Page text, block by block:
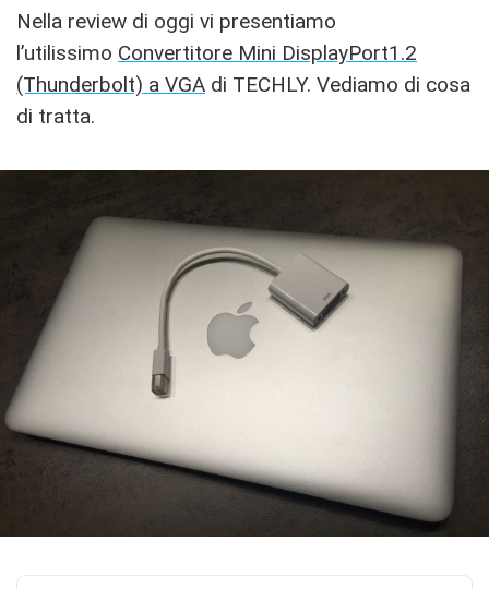
Nella review di oggi vi presentiamo
l’utilissimo Convertitore Mini DisplayPort1.2
(Thunderbolt) a VGA di TECHLY. Vediamo di cosa
di tratta.